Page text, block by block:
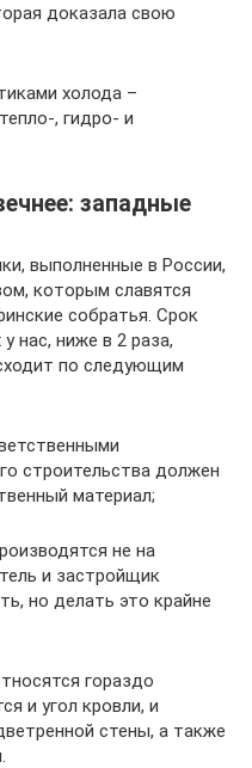
доказала свою
холода –
, гидро- и
западные
выполненные в России,
которым славятся
собратья. Срок
нас, ниже в 2 раза,
по следующим
строительства должен
материал;
не на
и застройщик
но делать это крайне
гораздо
и угол кровли, и
стены, а также